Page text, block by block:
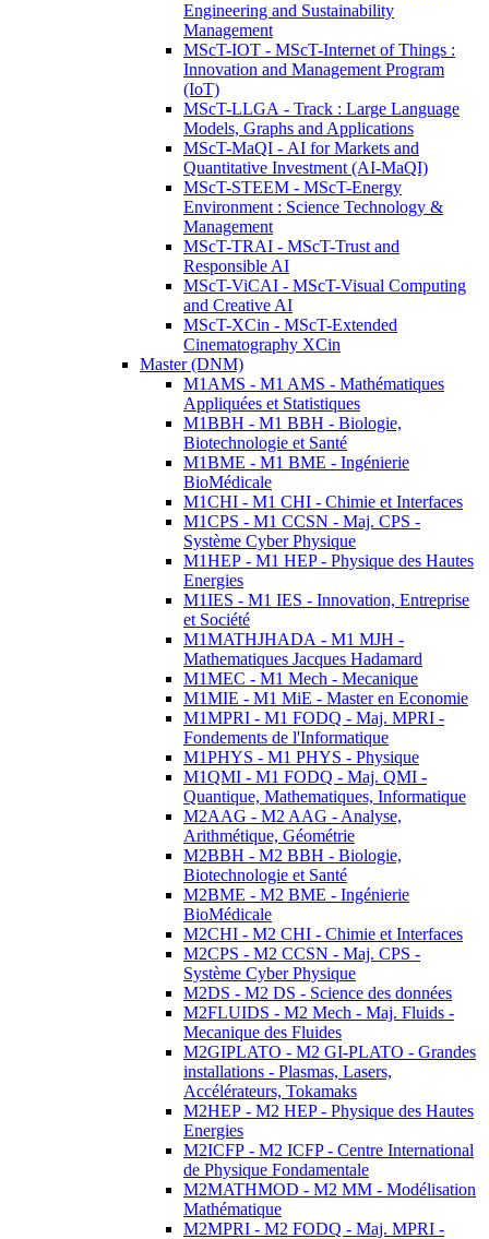
Engineering and Sustainability
Management
MScT-IOT - MScT-Internet of Things :
Innovation and Management Program
(IoT)
MScT-LLGA - Track : Large Language
Models, Graphs and Applications
MScT-MaQI - AI for Markets and
Quantitative Investment (AI-MaQI)
MScT-STEEM - MScT-Energy
Environment : Science Technology &
Management
MScT-TRAI - MScT-Trust and
Responsible AI
MScT-ViCAI - MScT-Visual Computing
and Creative AI
MScT-XCin - MScT-Extended
Cinematography XCin
Master (DNM)
M1AMS - M1 AMS - Mathématiques
Appliquées et Statistiques
M1BBH - M1 BBH - Biologie,
Biotechnologie et Santé
M1BME - M1 BME - Ingénierie
BioMédicale
M1CHI - M1 CHI - Chimie et Interfaces
M1CPS - M1 CCSN - Maj. CPS -
Système Cyber Physique
M1HEP - M1 HEP - Physique des Hautes
Energies
M1IES - M1 IES - Innovation, Entreprise
et Société
M1MATHJHADA - M1 MJH -
Mathematiques Jacques Hadamard
M1MEC - M1 Mech - Mecanique
M1MIE - M1 MiE - Master en Economie
M1MPRI - M1 FODQ - Maj. MPRI -
Fondements de l'Informatique
M1PHYS - M1 PHYS - Physique
M1QMI - M1 FODQ - Maj. QMI -
Quantique, Mathematiques, Informatique
M2AAG - M2 AAG - Analyse,
Arithmétique, Géométrie
M2BBH - M2 BBH - Biologie,
Biotechnologie et Santé
M2BME - M2 BME - Ingénierie
BioMédicale
M2CHI - M2 CHI - Chimie et Interfaces
M2CPS - M2 CCSN - Maj. CPS -
Système Cyber Physique
M2DS - M2 DS - Science des données
M2FLUIDS - M2 Mech - Maj. Fluids -
Mecanique des Fluides
M2GIPLATO - M2 GI-PLATO - Grandes
installations - Plasmas, Lasers,
Accélérateurs, Tokamaks
M2HEP - M2 HEP - Physique des Hautes
Energies
M2ICFP - M2 ICFP - Centre International
de Physique Fondamentale
M2MATHMOD - M2 MM - Modélisation
Mathématique
M2MPRI - M2 FODQ - Maj. MPRI -